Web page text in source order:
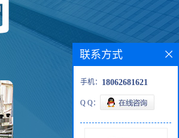
联系方式
手机： 18062681621
Q Q：